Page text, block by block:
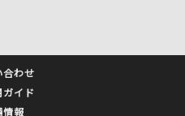
合わせ
ガイド
情報